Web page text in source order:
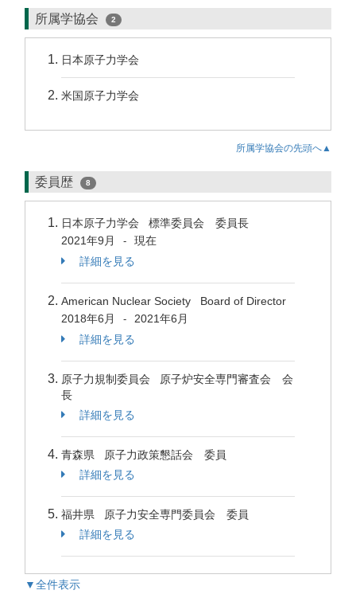
所属学協会 2
日本原子力学会
米国原子力学会
所属学協会の先頭へ▲
委員歴 8
日本原子力学会 標準委員会 委員長
2021年9月
-
現在
詳細を見る
American Nuclear Society Board of Director
2018年6月
-
2021年6月
詳細を見る
原子力規制委員会 原子炉安全専門審査会 会
長
詳細を見る
青森県 原子力政策懇話会 委員
詳細を見る
福井県 原子力安全専門委員会 委員
詳細を見る
▼全件表示